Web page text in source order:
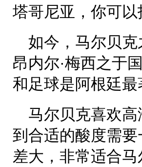
塔哥尼亚，你可
如今，马尔贝
昂内尔·梅西之于
和足球是阿根廷
马尔贝克喜欢
到合适的酸度需
差大，非常适合